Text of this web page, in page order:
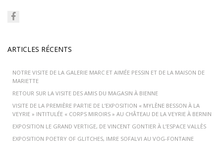
ARTICLES RÉCENTS
NOTRE VISITE DE LA GALERIE MARC ET AIMÉE PESSIN ET DE LA MAISON DE
MARIETTE
RETOUR SUR LA VISITE DES AMIS DU MAGASIN À BIENNE
VISITE DE LA PREMIÈRE PARTIE DE L’EXPOSITION « MYLÈNE BESSON À LA
VEYRIE » INTITULÉE « CORPS MIROIRS » AU CHÂTEAU DE LA VEYRIE À BERNIN
EXPOSITION LE GRAND VERTIGE, DE VINCENT GONTIER À L’ESPACE VALLÈS
EXPOSITION POETRY OF GLITCHES, IMRE SOFALVI AU VOG-FONTAINE